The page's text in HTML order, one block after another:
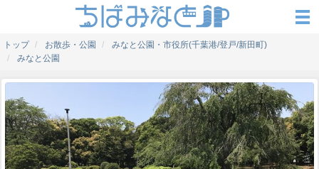
トップ お散歩・公園
みなと公園・市役所(千葉港/登戸/新田町)
みなと公園